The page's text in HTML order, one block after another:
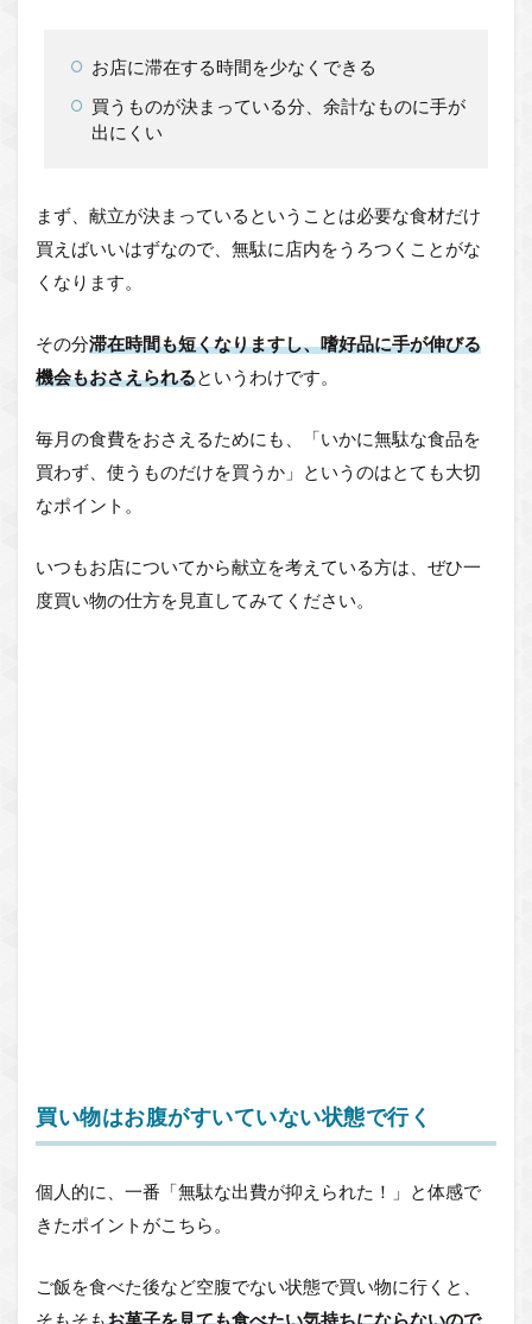
お店に滞在する時間を少なくできる
買うものが決まっている分、余計なものに手が
出にくい
まず、献立が決まっているということは必要な食材だけ
買えばいいはずなので、無駄に店内をうろつくことがな
くなります。
その分滞在時間も短くなりますし、嗜好品に手が伸びる
機会もおさえられるというわけです。
毎月の食費をおさえるためにも、「いかに無駄な食品を
買わず、使うものだけを買うか」というのはとても大切
なポイント。
いつもお店についてから献立を考えている方は、ぜひ一
度買い物の仕方を見直してみてください。
買い物はお腹がすいていない状態で行く
個人的に、一番「無駄な出費が抑えられた！」と体感で
きたポイントがこちら。
ご飯を食べた後など空腹でない状態で買い物に行くと、